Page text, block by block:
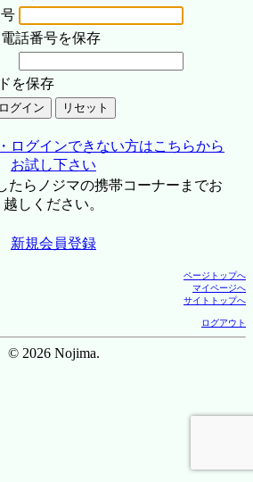
話番号を保存
を保存
ログインできない方はこちらから
お試し下さい
たらノジマの携帯コーナーまでお
越しください。
新規会員登録
ページトップへ
マイページへ
サイトトップへ
ログアウト
© 2026 Nojima.